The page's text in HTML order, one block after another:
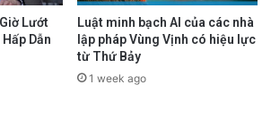
Lướt
Dẫn
Luật minh bạch AI của các nhà
lập pháp Vùng Vịnh có hiệu lực
từ Thứ Bảy
1 week ago